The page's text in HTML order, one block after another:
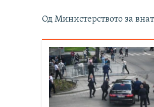
Од Министерството за